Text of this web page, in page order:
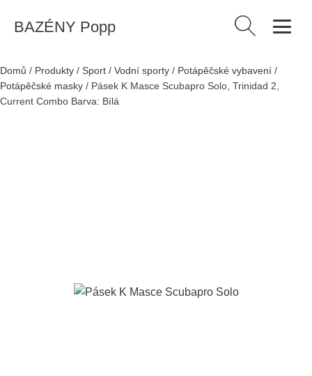
BAZÉNY Popp Vyhledávání
Domů / Produkty / Sport / Vodní sporty / Potápěčské vybavení /
Potápěčské masky / Pásek K Masce Scubapro Solo, Trinidad 2,
Current Combo Barva: Bílá